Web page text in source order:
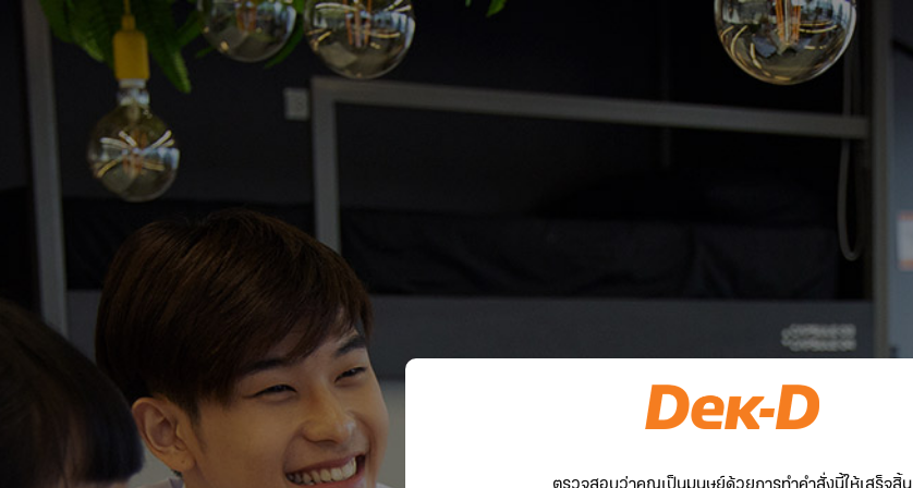
ตรวจสอบว่าคุณเป็นมนุษย์ด้วยการทำคำสั่งนี้ให้เสร็จสิ้น